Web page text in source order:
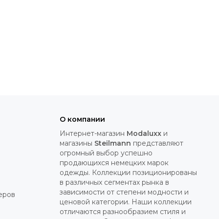
О компании
Интернет-магазин Modaluxx и
магазины Steilmann представляют
огромный выбор успешно
продающихся немецких марок
одежды. Коллекции позиционированы
в различных сегментах рынка в
зависимости от степени модности и
ценовой категории. Наши коллекции
отличаются разнообразием стиля и